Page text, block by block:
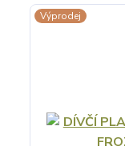
Výprodej